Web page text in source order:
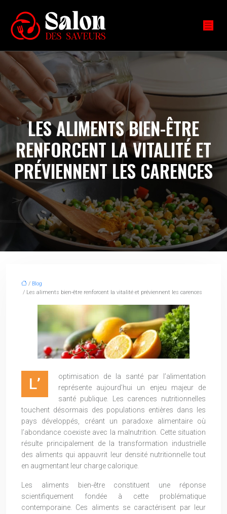
LES ALIMENTS BIEN-ÊTRE
RENFORCENT LA VITALITÉ ET
PRÉVIENNENT LES CARENCES
/ Blog
/ Les aliments bien-être renforcent la vitalité et préviennent les carences
L’
optimisation de la santé par l’alimentation
représente aujourd’hui un enjeu majeur de
santé publique. Les carences nutritionnelles
touchent désormais des populations entières dans les
pays développés, créant un paradoxe alimentaire où
l’abondance coexiste avec la malnutrition. Cette situation
résulte principalement de la transformation industrielle
des aliments qui appauvrit leur densité nutritionnelle tout
en augmentant leur charge calorique.
Les aliments bien-être constituent une réponse
scientifiquement fondée à cette problématique
contemporaine. Ces aliments se caractérisent par leur